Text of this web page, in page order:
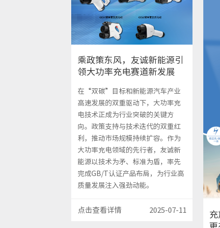
乘政策东风，友诚新能源引
领大功率充电赛道新发展
在“双碳”目标和新能源汽车产业
高速发展的双重驱动下，大功率充
电技术正成为行业突破的关键方
向。政策支持与技术迭代的双重红
利，推动市场规模持续扩容。作为
大功率充电领域的先行者，友诚新
能源以技术为矛、标准为盾，率先
完成GB/T认证产品布局，为行业高
质量发展注入强劲动能。
点击查看详情 2025-07-11